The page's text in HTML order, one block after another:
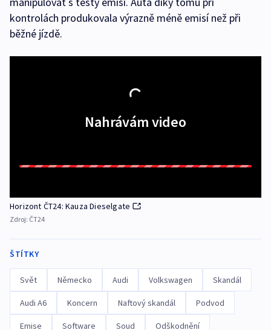
kontrolách produkovala výrazně méně emisí než při
běžné jízdě.
Nahrávám video
Horizont ČT24: Kauza Dieselgate
Zdroj: ČT24
ŠTÍTKY
Svět Německo Audi Volkswagen Skandál
Audi A6 Koncern Naftový skandál Podvod
Emise Software Soud Odškodnění